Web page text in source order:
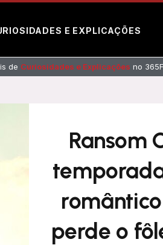
E EXPLICAÇÕES
de Curiosidades e Explicações no
Ransom
perde o